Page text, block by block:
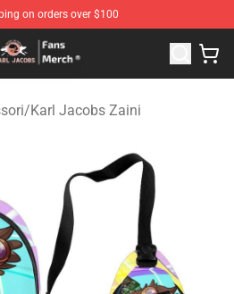
on orders over $100
Official Karl Jacobs Merchandise
/Karl Jacobs Zaini